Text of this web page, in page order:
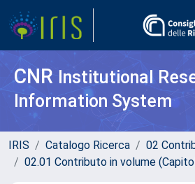
CNR Institutional
Information System
IRIS Catalogo Ricerca
02
02.01 Contributo in volume